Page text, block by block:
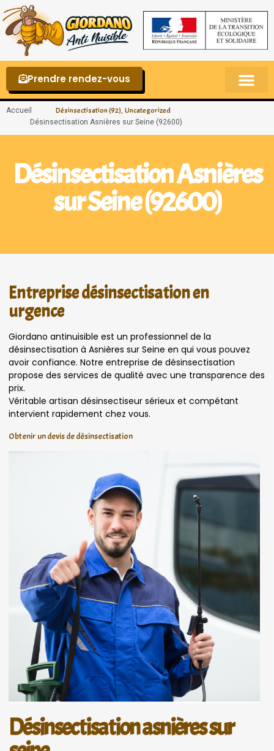
Prendre rendez-vous
Accueil Désinsectisation (92), Uncategorized
Désinsectisation Asnières sur Seine (92600)
Désinsectisation Asnières
sur Seine (92600)
Entreprise désinsectisation en
urgence
Giordano antinuisible est un professionnel de la
désinsectisation à Asnières sur Seine en qui vous pouvez
avoir confiance. Notre entreprise de désinsectisation
propose des services de qualité avec une transparence des
prix.
Véritable artisan désinsectiseur sérieux et compétant
intervient rapidement chez vous.
Obtenir un devis de désinsectisation
Désinsectisation asnières sur